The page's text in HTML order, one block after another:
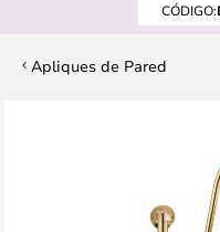
CÓDIGO:
Apliques de Pared